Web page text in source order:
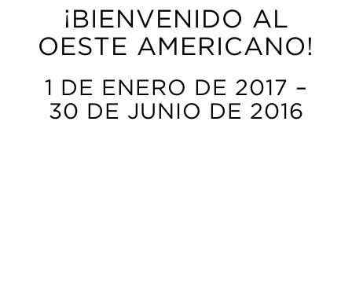
¡BIENVENIDO AL
OESTE AMERICANO!
1 DE ENERO DE 2017 –
30 DE JUNIO DE 2016